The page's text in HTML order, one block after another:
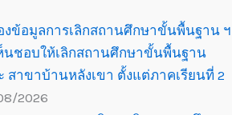
ข้อมูลการเลิกสถานศึกษาขั้นพื้นฐาน ฯ
นชอบให้เลิกสถานศึกษาขั้นพื้นฐาน
สาขาบ้านหลังเขา ตั้งแต่ภาคเรียนที่ 2
2026